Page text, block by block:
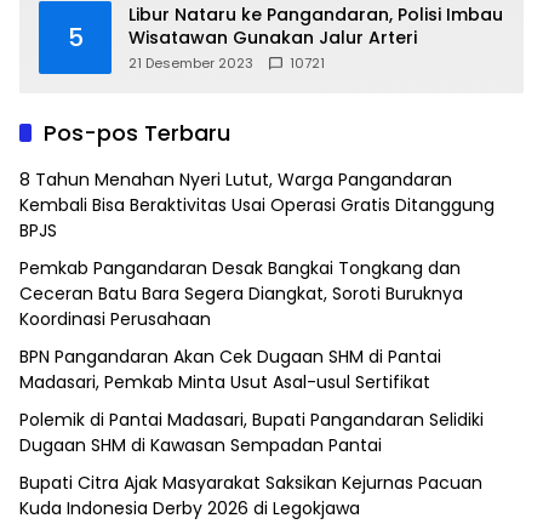
5
Libur Nataru ke Pangandaran, Polisi Imbau
Wisatawan Gunakan Jalur Arteri
21 Desember 2023 10721
Pos-pos Terbaru
8 Tahun Menahan Nyeri Lutut, Warga Pangandaran
Kembali Bisa Beraktivitas Usai Operasi Gratis Ditanggung
BPJS
Pemkab Pangandaran Desak Bangkai Tongkang dan
Ceceran Batu Bara Segera Diangkat, Soroti Buruknya
Koordinasi Perusahaan
BPN Pangandaran Akan Cek Dugaan SHM di Pantai
Madasari, Pemkab Minta Usut Asal-usul Sertifikat
Polemik di Pantai Madasari, Bupati Pangandaran Selidiki
Dugaan SHM di Kawasan Sempadan Pantai
Bupati Citra Ajak Masyarakat Saksikan Kejurnas Pacuan
Kuda Indonesia Derby 2026 di Legokjawa